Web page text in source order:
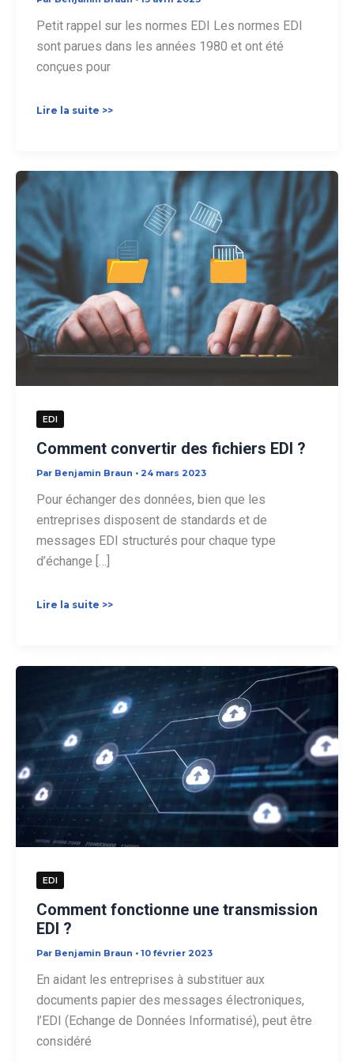
Petit rappel sur les normes EDI Les normes EDI
sont parues dans les années 1980 et ont été
conçues pour
La
Lire la suite >>
EDI
Comment convertir des fichiers EDI ?
Par Benjamin Braun • 24 mars 2023
Pour échanger des données, bien que les
entreprises disposent de standards et de
messages EDI structurés pour chaque type
d’échange […]
Comment
EDI
Lire la suite >>
EDI
Comment fonctionne une transmission
EDI ?
Par Benjamin Braun • 10 février 2023
En aidant les entreprises à substituer aux
documents papier des messages électroniques,
l’EDI (Echange de Données Informatisé), peut être
considéré